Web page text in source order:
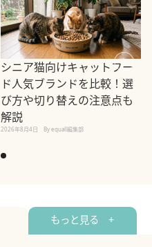
シニア猫向けキャットフー
ド人気ブランドを比較！選
び方や切り替えの注意点も
解説
2026年8月4日 By equall編集部
もっと見る +